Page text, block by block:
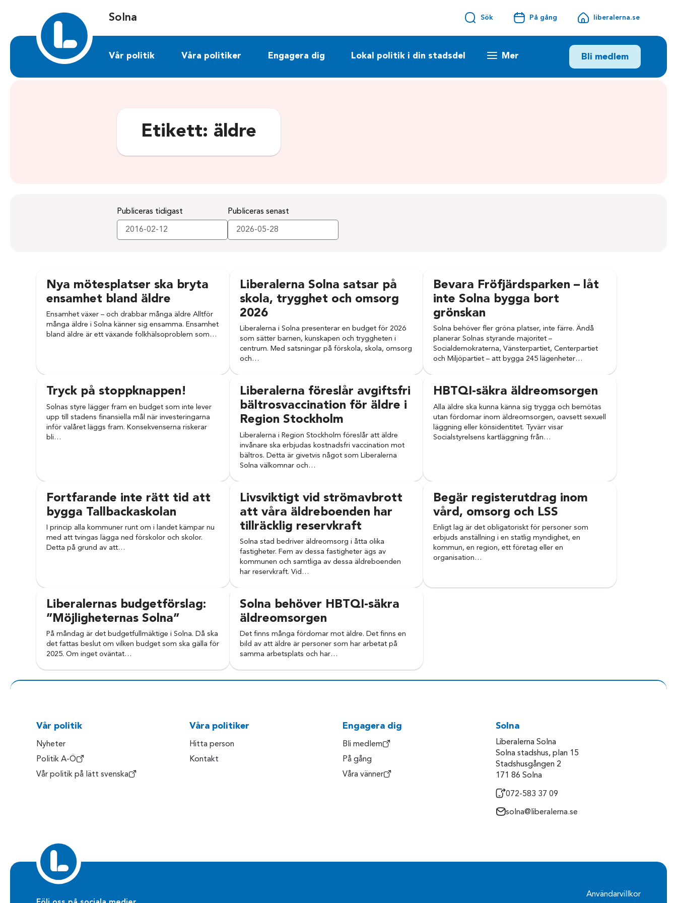
Solna Sök På gång liberalerna.se
Vår politik Våra politiker Engagera dig Lokal politik i din stadsdel Mer Bli medlem
Etikett: äldre
Publiceras tidigast Publiceras senast
Nya mötesplatser ska bryta
ensamhet bland äldre
Ensamhet växer – och drabbar många äldre Alltför
många äldre i Solna känner sig ensamma. Ensamhet
bland äldre är ett växande folkhälsoproblem som…
Liberalerna Solna satsar på
skola, trygghet och omsorg
2026
Liberalerna i Solna presenterar en budget för 2026
som sätter barnen, kunskapen och tryggheten i
centrum. Med satsningar på förskola, skola, omsorg
och…
Bevara Fröfjärdsparken – låt
inte Solna bygga bort
grönskan
Solna behöver fler gröna platser, inte färre. Ändå
planerar Solnas styrande majoritet –
Socialdemokraterna, Vänsterpartiet, Centerpartiet
och Miljöpartiet – att bygga 245 lägenheter…
Tryck på stoppknappen!
Solnas styre lägger fram en budget som inte lever
upp till stadens finansiella mål när investeringarna
inför valåret läggs fram. Konsekvenserna riskerar
bli…
Liberalerna föreslår avgiftsfri
bältrosvaccination för äldre i
Region Stockholm
Liberalerna i Region Stockholm föreslår att äldre
invånare ska erbjudas kostnadsfri vaccination mot
bältros. Detta är givetvis något som Liberalerna
Solna välkomnar och…
HBTQI-säkra äldreomsorgen
Alla äldre ska kunna känna sig trygga och bemötas
utan fördomar inom äldreomsorgen, oavsett sexuell
läggning eller könsidentitet. Tyvärr visar
Socialstyrelsens kartläggning från…
Fortfarande inte rätt tid att
bygga Tallbackaskolan
I princip alla kommuner runt om i landet kämpar nu
med att tvingas lägga ned förskolor och skolor.
Detta på grund av att…
Livsviktigt vid strömavbrott
att våra äldreboenden har
tillräcklig reservkraft
Solna stad bedriver äldreomsorg i åtta olika
fastigheter. Fem av dessa fastigheter ägs av
kommunen och samtliga av dessa äldreboenden
har reservkraft. Vid…
Begär registerutdrag inom
vård, omsorg och LSS
Enligt lag är det obligatoriskt för personer som
erbjuds anställning i en statlig myndighet, en
kommun, en region, ett företag eller en
organisation…
Liberalernas budgetförslag:
”Möjligheternas Solna”
På måndag är det budgetfullmäktige i Solna. Då ska
det fattas beslut om vilken budget som ska gälla för
2025. Om inget oväntat…
Solna behöver HBTQI-säkra
äldreomsorgen
Det finns många fördomar mot äldre. Det finns en
bild av att äldre är personer som har arbetat på
samma arbetsplats och har…
Vår politik
Nyheter
Politik A-Ö
Vår politik på lätt svenska
Våra politiker
Hitta person
Kontakt
Engagera dig
Bli medlem
På gång
Våra vänner
Solna
Liberalerna Solna
Solna stadshus, plan 15
Stadshusgången 2
171 86 Solna
072-583 37 09
solna@liberalerna.se
Användarvillkor